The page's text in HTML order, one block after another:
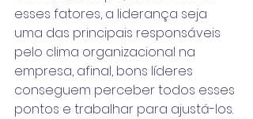
esses fatores, a liderança seja
uma das principais responsáveis
pelo clima organizacional na
empresa, afinal, bons líderes
conseguem perceber todos esses
pontos e trabalhar para ajustá-los.